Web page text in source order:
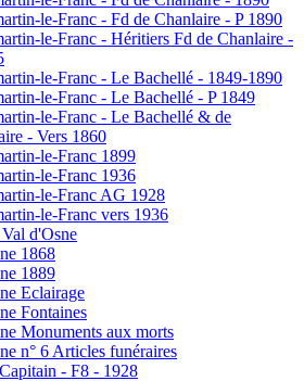
le-Franc - Fd de Chanlaire - P 1890
le-Franc - Héritiers Fd de Chanlaire -
le-Franc - Le Bachellé - 1849-1890
le-Franc - Le Bachellé - P 1849
le-Franc - Le Bachellé & de
- Vers 1860
le-Franc 1899
le-Franc 1936
le-Franc AG 1928
le-Franc vers 1936
d'Osne
1868
1889
Eclairage
Fontaines
Monuments aux morts
n° 6 Articles funéraires
- F8 - 1928